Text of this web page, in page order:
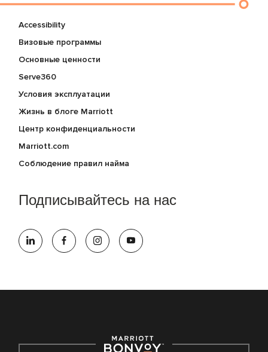
Accessibility
Визовые программы
Основные ценности
Serve360
Условия эксплуатации
Жизнь в блоге Marriott
Центр конфиденциальности
Marriott.com
Соблюдение правил найма
Подписывайтесь на нас